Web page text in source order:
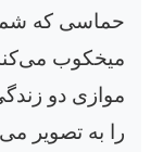
حماسی که شما
میخکوب
موازی دو
را به تصویر